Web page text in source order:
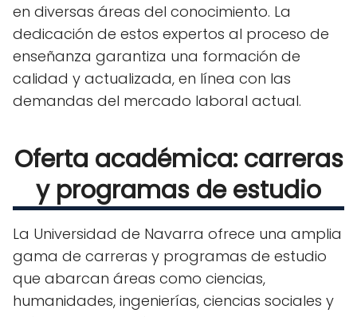
en diversas áreas del conocimiento. La
dedicación de estos expertos al proceso de
enseñanza garantiza una formación de
calidad y actualizada, en línea con las
demandas del mercado laboral actual.
Oferta académica: carreras
y programas de estudio
La Universidad de Navarra ofrece una amplia
gama de carreras y programas de estudio
que abarcan áreas como ciencias,
humanidades, ingenierías, ciencias sociales y